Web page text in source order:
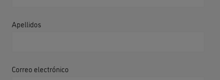
Apellidos
Correo electrónico